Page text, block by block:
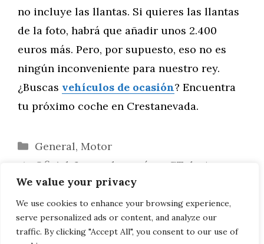
We value your privacy
We use cookies to enhance your browsing experience,
serve personalized ads or content, and analyze our
traffic. By clicking "Accept All", you consent to our use of
no incluye las llantas. Si quieres las llantas
de la foto, habrá que añadir unos 2.400
euros más. Pero, por supuesto, eso no es
ningún inconveniente para nuestro rey.
¿Buscas vehículos de ocasión? Encuentra
tu próximo coche en Crestanevada.
Categorías
General, Motor
Oficial: Jaguar lanzará un GT de 4
puertas
Así es el próximo vehículo eléctrico de
Maserati: el Grecale Folgore